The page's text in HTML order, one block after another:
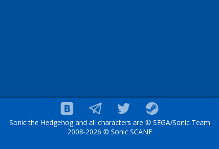
Sonic the Hedgehog and all characters are © SEGA/Sonic Team
2008-2026 © Sonic SCANF